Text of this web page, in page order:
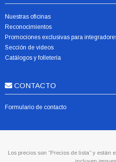
Nuestras oficinas
Reconocimientos
Promociones exclusivas para
Sección de videos
Catálogos y folletería
CONTACTO
Formulario de contacto
Los precios son “Precios de lista” y están